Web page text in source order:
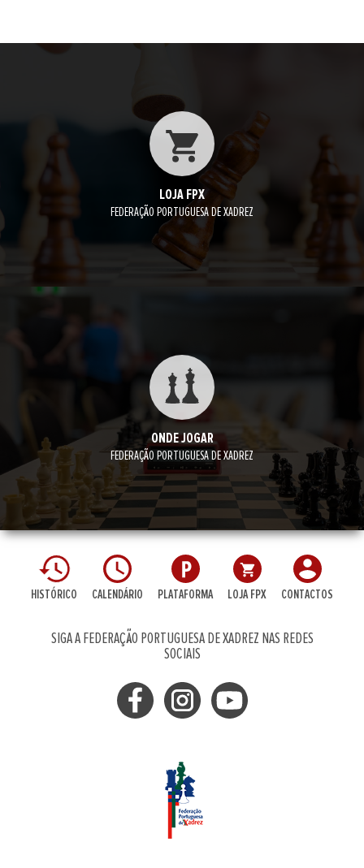
LOJA FPX
FEDERAÇÃO PORTUGUESA DE XADREZ
ONDE JOGAR
FEDERAÇÃO PORTUGUESA DE XADREZ
HISTÓRICO CALENDÁRIO PLATAFORMA LOJA FPX CONTACTOS
SIGA A FEDERAÇÃO PORTUGUESA DE XADREZ NAS REDES
SOCIAIS